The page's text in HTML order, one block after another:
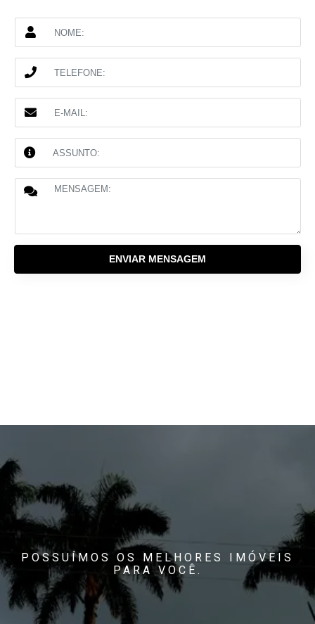
ENVIAR MENSAGEM
POSSUÍMOS OS MELHORES IMÓVEIS
PARA VOCÊ.